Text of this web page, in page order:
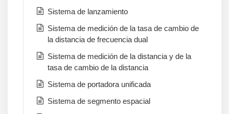
Sistema de lanzamiento
Sistema de medición de la tasa de cambio de
la distancia de frecuencia dual
Sistema de medición de la distancia y de la
tasa de cambio de la distancia
Sistema de portadora unificada
Sistema de segmento espacial